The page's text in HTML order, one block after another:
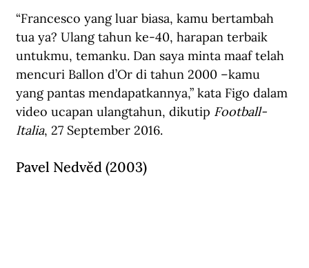
“Francesco yang luar biasa, kamu bertambah
tua ya? Ulang tahun ke-40, harapan terbaik
untukmu, temanku. Dan saya minta maaf telah
mencuri Ballon d’Or di tahun 2000 –kamu
yang pantas mendapatkannya,” kata Figo dalam
video ucapan ulangtahun, dikutip Football-
Italia, 27 September 2016.
Pavel Nedvěd (2003)